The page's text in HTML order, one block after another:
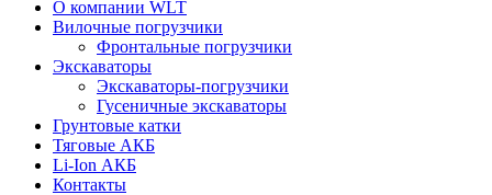
О компании WLT
Вилочные погрузчики
Фронтальные погрузчики
Экскаваторы
Экскаваторы-погрузчики
Гусеничные экскаваторы
Грунтовые катки
Тяговые АКБ
Li-Ion АКБ
Контакты